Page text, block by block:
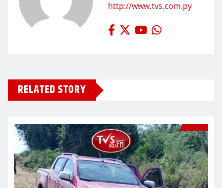
http://www.tvs.com.py
RELATED STORY